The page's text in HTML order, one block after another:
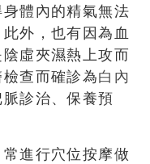
體內的精氣無法
此外，也有因為血
虛夾濕熱上攻而
查而確診為白內
診治、保養預
常進行穴位按摩做